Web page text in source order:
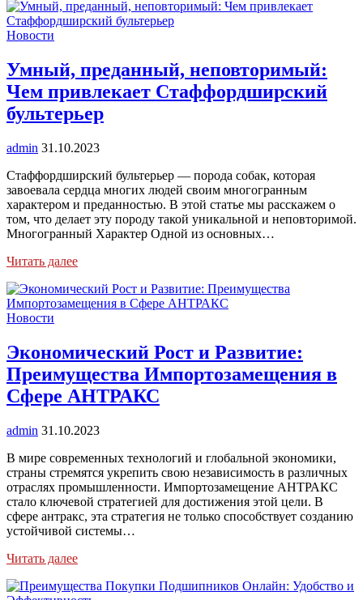
Новости
Умный, преданный, неповторимый:
Чем привлекает Стаффордширский
бультерьер
admin 31.10.2023
Стаффордширский бультерьер — порода собак, которая
завоевала сердца многих людей своим многогранным
характером и преданностью. В этой статье мы расскажем о
том, что делает эту породу такой уникальной и неповторимой.
Многогранный Характер Одной из основных…
Читать далее
Новости
Экономический Рост и Развитие:
Преимущества Импортозамещения в
Сфере АНТРАКС
admin 31.10.2023
В мире современных технологий и глобальной экономики,
страны стремятся укрепить свою независимость в различных
отраслях промышленности. Импортозамещение АНТРАКС
стало ключевой стратегией для достижения этой цели. В
сфере антракс, эта стратегия не только способствует созданию
устойчивой системы…
Читать далее